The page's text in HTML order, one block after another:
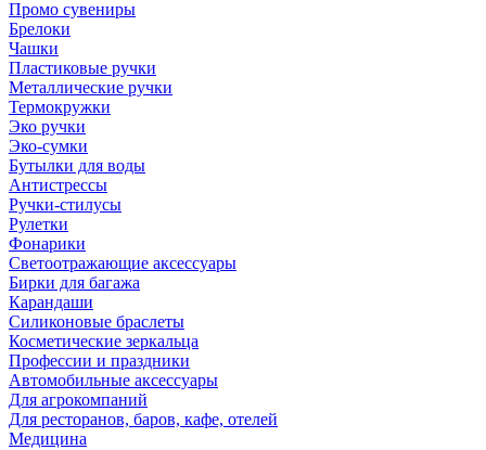
Промо сувениры
Брелоки
Чашки
Пластиковые ручки
Металлические ручки
Термокружки
Эко ручки
Эко-сумки
Бутылки для воды
Антистрессы
Ручки-стилусы
Рулетки
Фонарики
Светоотражающие аксессуары
Бирки для багажа
Карандаши
Силиконовые браслеты
Косметические зеркальца
Профессии и праздники
Автомобильные аксессуары
Для агрокомпаний
Для ресторанов, баров, кафе, отелей
Медицина